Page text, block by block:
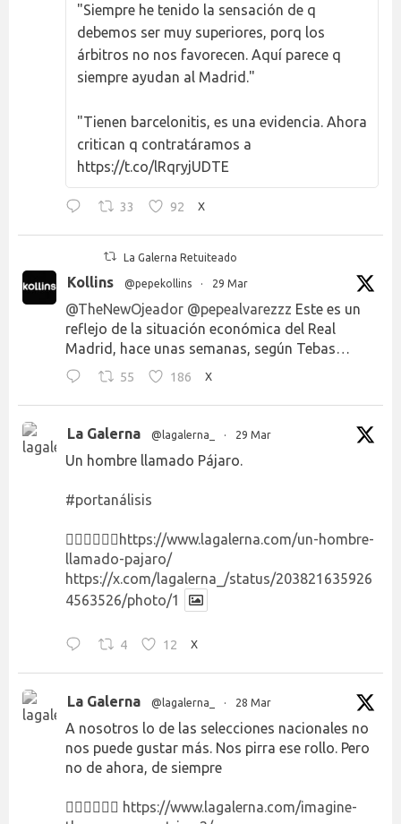
"Siempre he tenido la sensación de q
debemos ser muy superiores, porq los
árbitros no nos favorecen. Aquí parece q
siempre ayudan al Madrid."
"Tienen barcelonitis, es una evidencia. Ahora
critican q contratáramos a
https://t.co/lRqryjUDTE
33 92 X
La Galerna Retuiteado
Kollins @pepekollins · 29 Mar
@TheNewOjeador @pepealvarezzz Este es un
reflejo de la situación económica del Real
Madrid, hace unas semanas, según Tebas…
55 186 X
La Galerna @lagalerna_ · 29 Mar
Un hombre llamado Pájaro.
#portanálisis
👉🏻👉🏻👉🏻 https://www.lagalerna.com/un-hombre-
llamado-pajaro/
https://x.com/lagalerna_/status/203821635926
4563526/photo/1
4 12 X
La Galerna @lagalerna_ · 28 Mar
A nosotros lo de las selecciones nacionales no
nos puede gustar más. Nos pirra ese rollo. Pero
no de ahora, de siempre
👉🏻👉🏻👉🏻 https://www.lagalerna.com/imagine-